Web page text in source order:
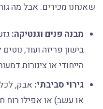
שאנחנו מכירים. אבל מה
מבנה פנים וגנטיקה:
בישון פריזה ועוד,
הייחודי או צינורות
גירוי סביבתי:אבק,
או עשב) או אפילו רוח